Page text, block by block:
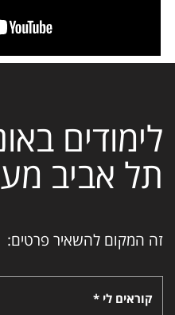
לימודים
תל אביב
זה המקום להשאיר פרטים:
קוראים לי *